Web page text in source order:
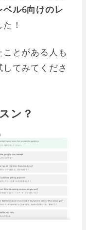
ベル6向けのレ
！
とがある人も
てみてくださ
ン？